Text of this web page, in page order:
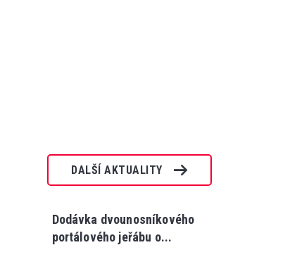
DALŠÍ AKTUALITY
Dodávka dvounosníkového
portálového jeřábu o...